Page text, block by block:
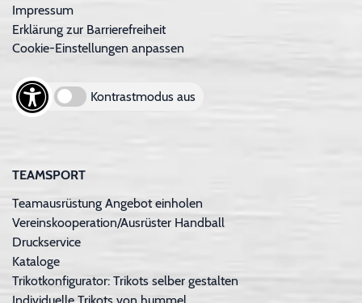
Impressum
Erklärung zur Barrierefreiheit
Cookie-Einstellungen anpassen
Kontrastmodus aus
TEAMSPORT
Teamausrüstung Angebot einholen
Vereinskooperation/Ausrüster Handball
Druckservice
Kataloge
Trikotkonfigurator: Trikots selber gestalten